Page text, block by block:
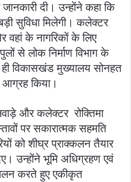
दी। उन्होंने कहा कि
सुविधा मिलेगी। कलेक्टर
वहां के नागरिकों के लिए
से लोक निर्माण विभाग के
विकासखंड मुख्यालय सोनहत
आग्रह किया।
और कलेक्टर रोक्तिमा
पर सकारात्मक सहमति
को शीघ्र प्राक्कलन तैयार
उन्होंने भूमि अधिग्रहण एवं
करते हुए एकीकृत